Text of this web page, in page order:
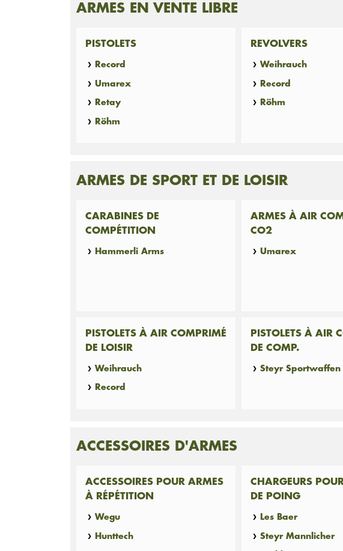
ARMES EN VENTE LIBRE
PISTOLETS
Record
Umarex
Retay
Röhm
REVOLVERS
Weihrauch
Record
Röhm
ARMES DE SPORT ET DE LOISIR
CARABINES DE
COMPÉTITION
Hammerli Arms
ARMES À AIR
CO2
Umarex
PISTOLETS À AIR COMPRIMÉ
DE LOISIR
Weihrauch
Record
PISTOLETS À AIR
DE COMP.
Steyr Sportwaffen
ACCESSOIRES D'ARMES
ACCESSOIRES POUR ARMES
À RÉPÉTITION
Wegu
Hunttech
CHARGEURS
DE POING
Les Baer
Steyr Mannlicher